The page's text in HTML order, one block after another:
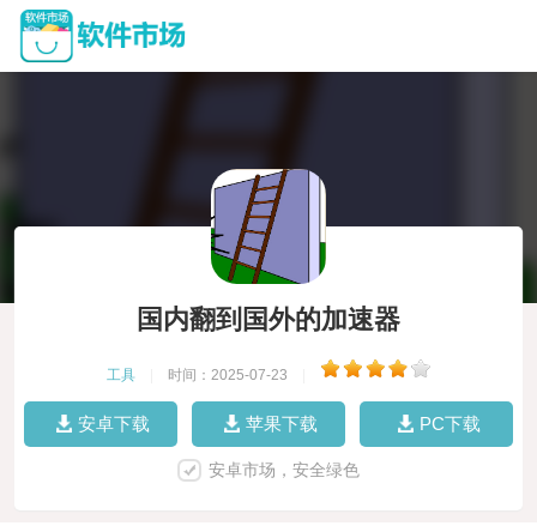
国内翻到国外的加速器
工具 时间：2025-07-23
安卓下载 苹果下载 PC下载
安卓市场，安全绿色